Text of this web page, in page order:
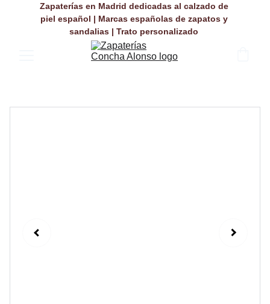
Zapaterías en Madrid dedicadas al calzado de
piel español | Marcas españolas de zapatos y
sandalias | Trato personalizado